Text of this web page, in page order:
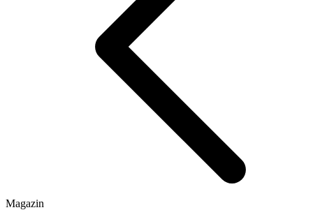
Magazin